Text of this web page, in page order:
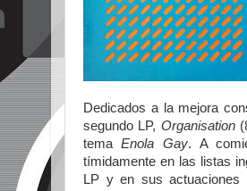
Dedicados a la mejora
segundo LP, Organisation
temaEnola Gay. A
tímidamente en las listas
LP y en sus